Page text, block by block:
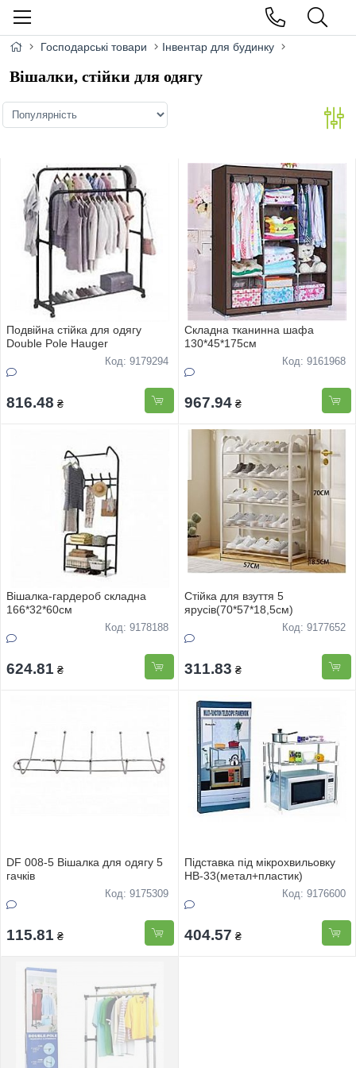
Господарські товари Інвентар для будинку
Вішалки, стійки для одягу
Подвiйна стiйка для одягу
Double Pole Hauger
Код: 9179294
816.48 ₴
Складна тканинна шафа
130*45*175см
Код: 9161968
967.94 ₴
Вiшалка-гардероб складна
166*32*60см
Код: 9178188
624.81 ₴
Стiйка для взуття 5
ярусiв(70*57*18,5см)
Код: 9177652
311.83 ₴
DF 008-5 Вiшалка для одягу 5
гачкiв
Код: 9175309
115.81 ₴
Пiдставка пiд мiкрохвильовку
НВ-33(метал+пластик)
Код: 9176600
404.57 ₴